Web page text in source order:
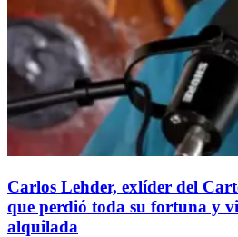
Carlos Lehder, exlíder del
que perdió toda su fortuna y
alquilada